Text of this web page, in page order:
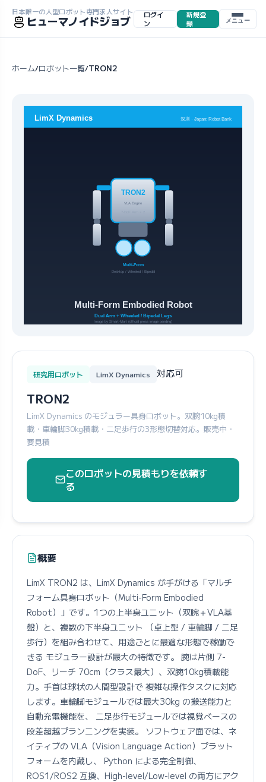
日本唯一の人型ロボット専門求人サイト
ヒューマノイドジョブ
ログイ
ン
新規登
録
メニュー
ホーム/ロボット一覧/TRON2
研究用ロボット LimX Dynamics 対応可
TRON2
LimX Dynamics のモジュラー具身ロボット。双腕10kg積
載・車輪脚30kg積載・二足歩行の3形態切替対応。販売中・
要見積
このロボットの見積もりを依頼す
る
概要
LimX TRON2 は、LimX Dynamics が手がける「マルチ
フォーム具身ロボット（Multi-Form Embodied
Robot）」です。1つの上半身ユニット（双腕＋VLA基
盤）と、複数の下半身ユニット （卓上型 / 車輪脚 / 二足
歩行）を組み合わせて、用途ごとに最適な形態で稼働で
きる モジュラー設計が最大の特徴です。 腕は片側 7-
DoF、リーチ 70cm（クラス最大）、双腕10kg積載能
力。手首は球状の人間型設計で 複雑な操作タスクに対応
します。車輪脚モジュールでは最大30kg の搬送能力と
自動充電機能を、 二足歩行モジュールでは視覚ベースの
段差超越プランニングを実装。 ソフトウェア面では、ネ
イティブの VLA（Vision Language Action）プラット
フォームを内蔵し、 Python による完全制御、
ROS1/ROS2 互換、High-level/Low-level の両方にアク